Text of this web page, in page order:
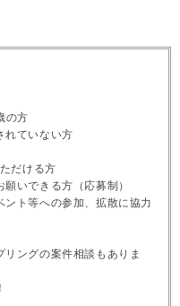
の方
れていない方
だける方
いできる方（応募制）
ント等への参加、拡散に協力
ングの案件相談もありま